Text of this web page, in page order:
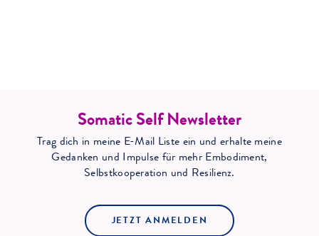
Somatic Self Newsletter
Trag dich in meine E-Mail Liste ein und erhalte meine
Gedanken und Impulse für mehr Embodiment,
Selbstkooperation und Resilienz.
JETZT ANMELDEN